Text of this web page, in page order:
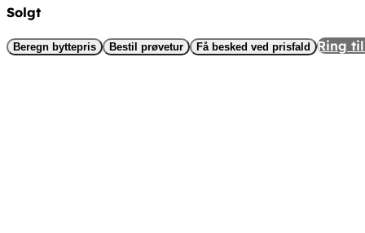
Solgt
Beregn byttepris Bestil prøvetur Få besked ved prisfald Ring